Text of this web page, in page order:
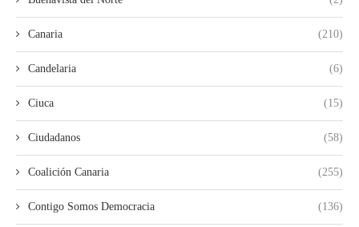
Canaria (210)
Candelaria (6)
Ciuca (15)
Ciudadanos (58)
Coalición Canaria (255)
Contigo Somos Democracia (136)